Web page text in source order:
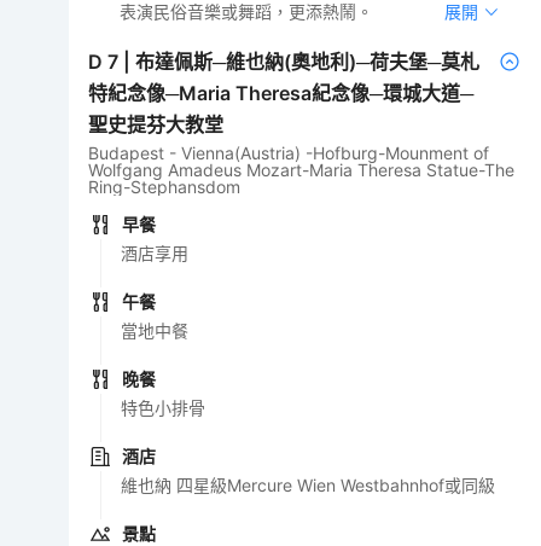
表演民俗音樂或舞蹈，更添熱鬧。
展開
D7 |布達佩斯─維也納(奧地利)─荷夫堡─莫札
特紀念像─Maria Theresa紀念像─環城大道─
聖史提芬大教堂
Budapest - Vienna(Austria) -Hofburg-Mounment of
Wolfgang Amadeus Mozart-Maria Theresa Statue-The
Ring-Stephansdom
早餐
酒店享用
午餐
當地中餐
晚餐
特色小排骨
酒店
維也納 四星級Mercure Wien Westbahnhof或同級
景點